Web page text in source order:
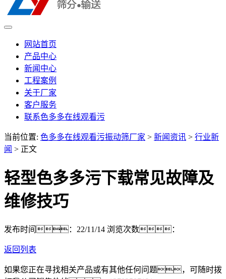
网站首页
产品中心
新闻中心
工程案例
关于厂家
客户服务
联系色多多在线观看污
当前位置: 色多多在线观看污振动筛厂家 > 新闻资讯 > 行业新
闻 > 正文
轻型色多多污下载常见故障及
维修技巧
发布时间：22/11/14 浏览次数：
返回列表
如果您正在寻找相关产品或有其他任何问题，可随时拨